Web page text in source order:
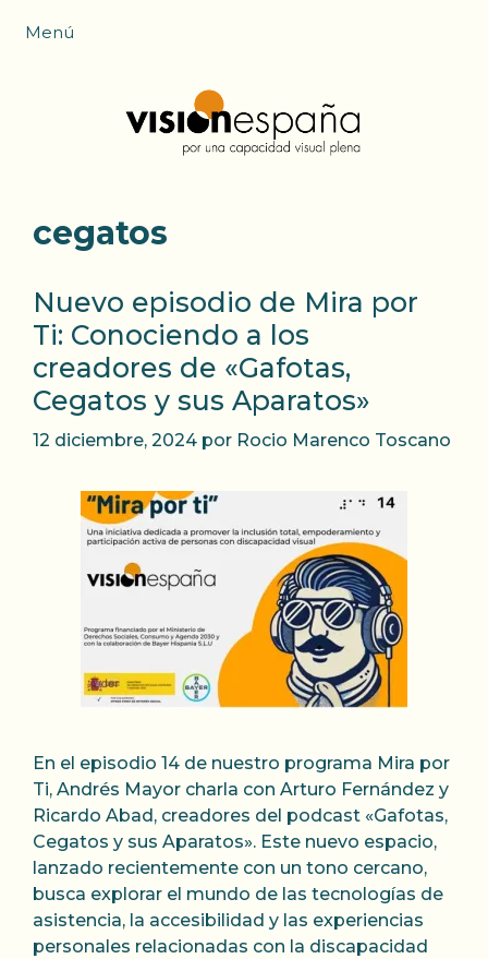
Menú
cegatos
Nuevo episodio de Mira por
Ti: Conociendo a los
creadores de «Gafotas,
Cegatos y sus Aparatos»
12 diciembre, 2024 por Rocio Marenco Toscano
En el episodio 14 de nuestro programa Mira por
Ti, Andrés Mayor charla con Arturo Fernández y
Ricardo Abad, creadores del podcast «Gafotas,
Cegatos y sus Aparatos». Este nuevo espacio,
lanzado recientemente con un tono cercano,
busca explorar el mundo de las tecnologías de
asistencia, la accesibilidad y las experiencias
personales relacionadas con la discapacidad